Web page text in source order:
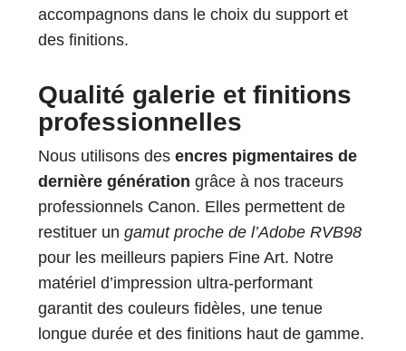
accompagnons dans le choix du support et
des finitions.
Qualité galerie et finitions
professionnelles
Nous utilisons des encres pigmentaires de
dernière génération grâce à nos traceurs
professionnels Canon. Elles permettent de
restituer un gamut proche de l’Adobe RVB98
pour les meilleurs papiers Fine Art. Notre
matériel d’impression ultra-performant
garantit des couleurs fidèles, une tenue
longue durée et des finitions haut de gamme.